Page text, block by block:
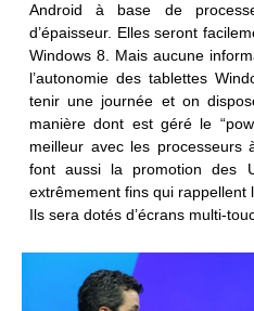
Android à base de
d’épaisseur. Elles seront
Windows 8. Mais aucune
l’autonomie des tablettes
tenir une journée et on
manière dont est géré le
meilleur avec les processeurs
font aussi la promotion des
extrêmement fins qui rappellent
Ils sera dotés d’écrans multi-